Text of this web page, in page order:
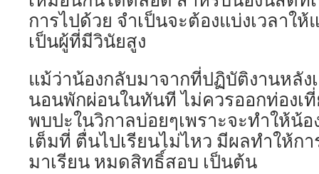
การไปด้วย จำเป็นจะต้องแบ่งเวลาใ
เป็นผู้ที่มีวินัยสูง
แม้ว่าน้องกลับมาจากที่ปฏิบัติงานหลัง
นอนพักผ่อนในทันที ไม่ควรออกท่องเ
พบปะในวิกาลบ่อยๆเพราะจะทำให้น้
เต็มที่ ตื่นไปเรียนไม่ไหว มีผลทำให้ก
มาเรียน หมดสิทธิ์สอบ เป็นต้น